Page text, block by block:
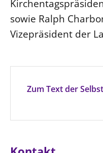
Zum Text der
sowie Ralph
Vizepräsident der